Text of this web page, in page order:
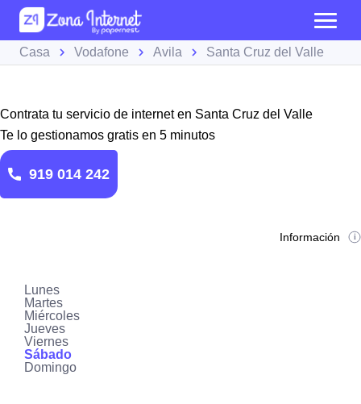
Casa Vodafone Avila Santa Cruz del Valle
Contrata tu servicio de internet en Santa Cruz del Valle
Te lo gestionamos gratis en 5 minutos
919 014 242
Información
Lunes
Martes
Miércoles
Jueves
Viernes
Sábado
Domingo